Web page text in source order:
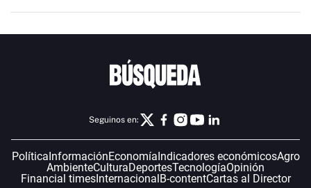
Seguinos en:
PolíticaInformaciónEconomíaIndicadores económicosAgro
AmbienteCulturaDeportesTecnologíaOpinión
Financial timesInternacionalB-contentCartas al Director